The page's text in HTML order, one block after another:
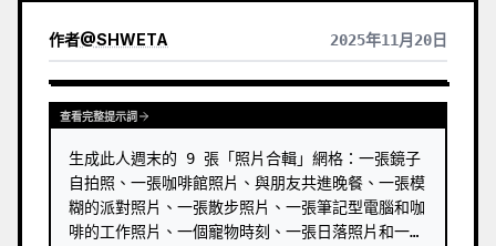
作者@SHWETA 2025年11月20日
查看完整提示詞
生成此人週末的 9 張「照片合輯」網格：一張鏡子
自拍照、一張咖啡館照片、與朋友共進晚餐、一張模
糊的派對照片、一張散步照片、一張筆記型電腦和咖
啡的工作照片、一個寵物時刻、一張日落照片和一張